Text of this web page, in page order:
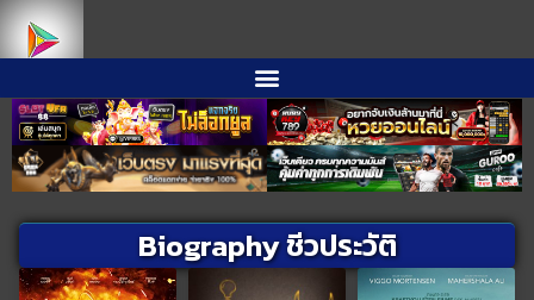
Biography ชีวประวัติ